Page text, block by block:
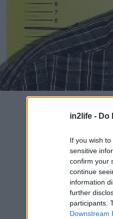
in2life - Do
If you wish
sensitive
confirm your
continue
information
further
participants.
Downstream